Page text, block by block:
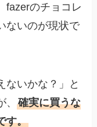
fazerのチョコレ
ないのが現状で
ないかな？」と
、確実に買うな
す。